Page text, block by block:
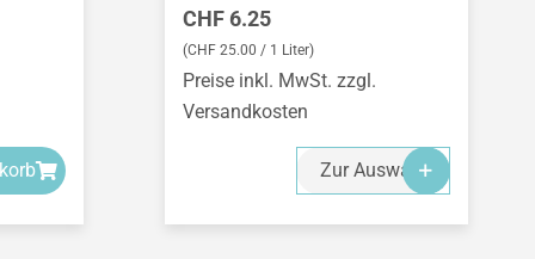
Regulärer Preis:
CHF 6.25
(CHF 25.00 / 1 Liter)
Preise inkl. MwSt. zzgl.
Versandkosten
Zur Auswahl